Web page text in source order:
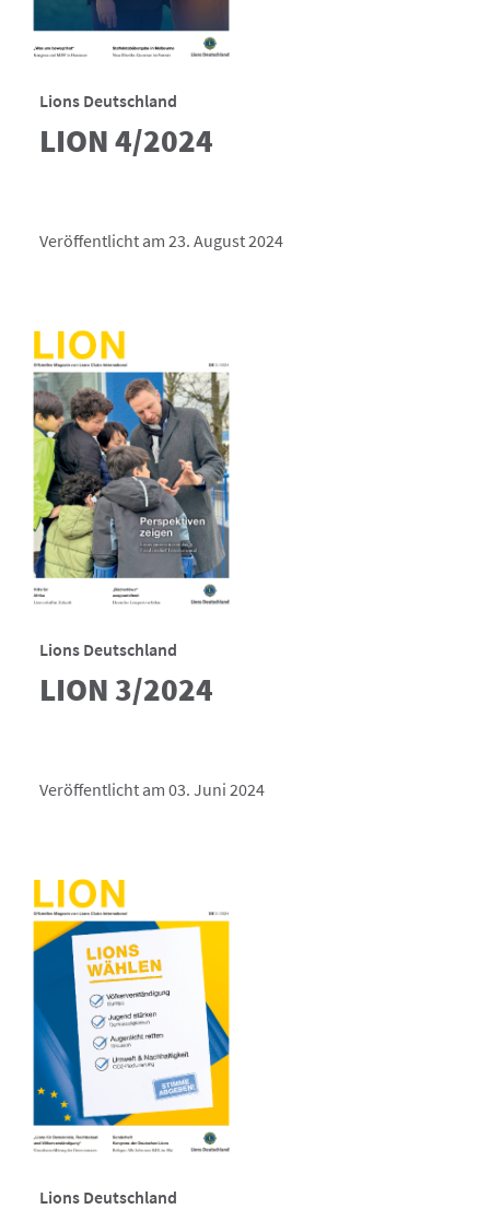
Lions Deutschland
LION 4/2024
Veröffentlicht am 23. August 2024
Lions Deutschland
LION 3/2024
Veröffentlicht am 03. Juni 2024
Lions Deutschland